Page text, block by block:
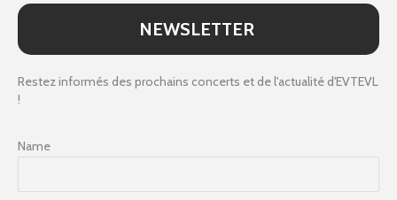
NEWSLETTER
Restez informés des prochains concerts et de l'actualité d'EVTEVL
!
Name